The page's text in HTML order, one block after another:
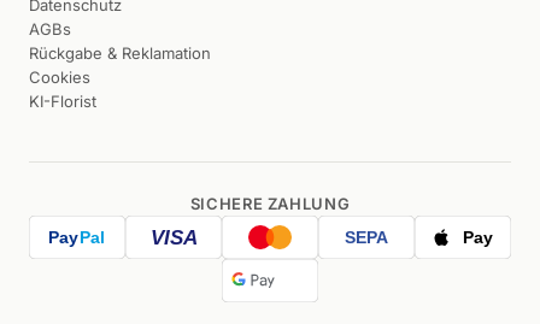
Datenschutz
AGBs
Rückgabe & Reklamation
Cookies
KI-Florist
SICHERE ZAHLUNG
PayPal VISA SEPA Pay